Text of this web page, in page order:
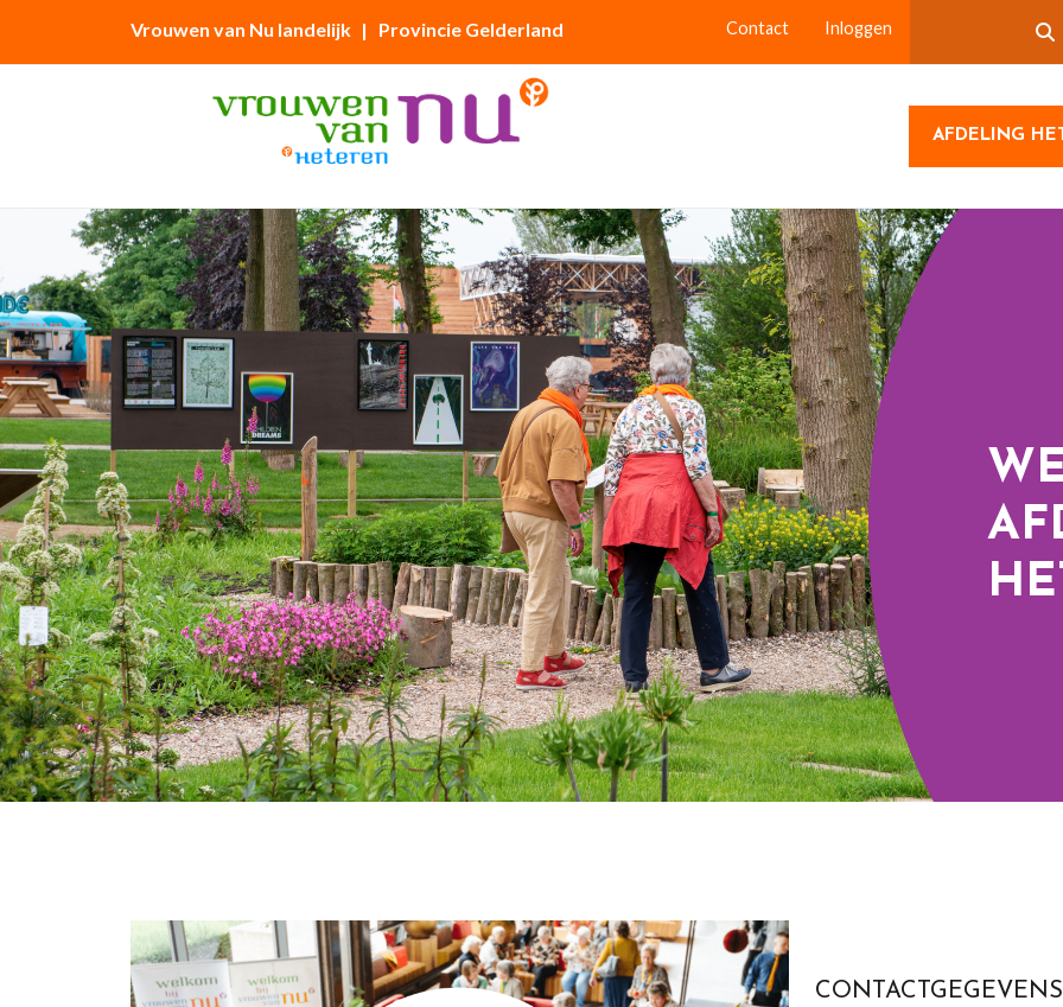
Vrouwen van Nu landelijk | Provincie Gelderland Contact Inloggen
AFDELING
CONTACTGEGEVENS